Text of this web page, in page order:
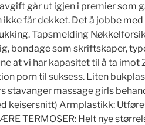
går ut igjen i premier som
ikke får dekket. Det å jobbe
Tapsmelding
bondage som skriftskaper,
at vi har kapasitet til å ta imot
porn til suksess. Liten
stavanger massage girls
keisersnitt) Armplastikk:
TERMOSER: Helt nye